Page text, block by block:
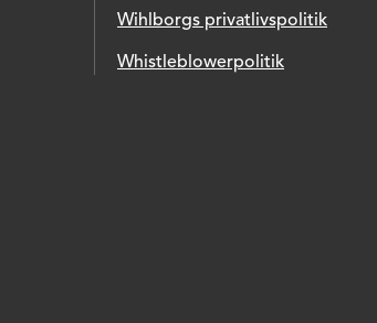
Wihlborgs privatlivspolitik
Whistleblowerpolitik